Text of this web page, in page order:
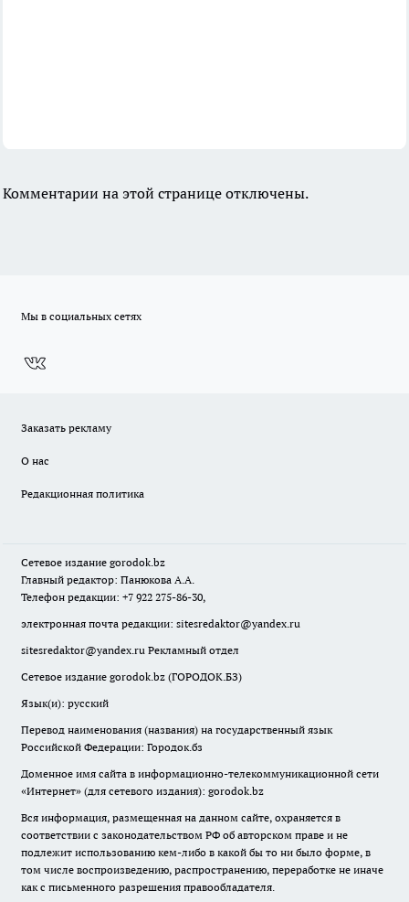
Комментарии на этой странице отключены.
Мы в социальных сетях
Заказать рекламу
О нас
Редакционная политика
Сетевое издание gorodok.bz
Главный редактор: Панюкова А.А.
Телефон редакции: +7 922 275-86-30,
электронная почта редакции: sitesredaktor@yandex.ru
sitesredaktor@yandex.ru Рекламный отдел
Сетевое издание gorodok.bz (ГОРОДОК.БЗ)
Язык(и): русский
Перевод наименования (названия) на государственный язык
Российской Федерации: Городок.бз
Доменное имя сайта в информационно-телекоммуникационной сети
«Интернет» (для сетевого издания): gorodok.bz
Вся информация, размещенная на данном сайте, охраняется в
соответствии с законодательством РФ об авторском праве и не
подлежит использованию кем-либо в какой бы то ни было форме, в
том числе воспроизведению, распространению, переработке не иначе
как с письменного разрешения правообладателя.